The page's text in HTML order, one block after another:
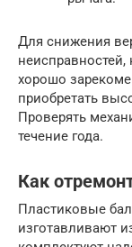
Для снижения
хорошо
приобретать
Проверять
течение года.
Как
Пластиковые
изготавливают